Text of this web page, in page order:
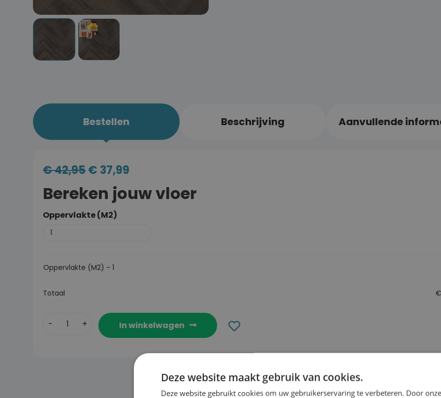
Bestellen Beschrijving Aanvullende
€42,95€ 37,99
Bereken jouw vloer
Oppervlakte (M2)
Oppervlakte (M2) -1
Totaal
In winkelwagen
Toevoegen
verlanglijst
Deze website maakt gebruik van cookies.
Deze website gebruikt cookies om uw gebruikerservaring te verbeteren. Door